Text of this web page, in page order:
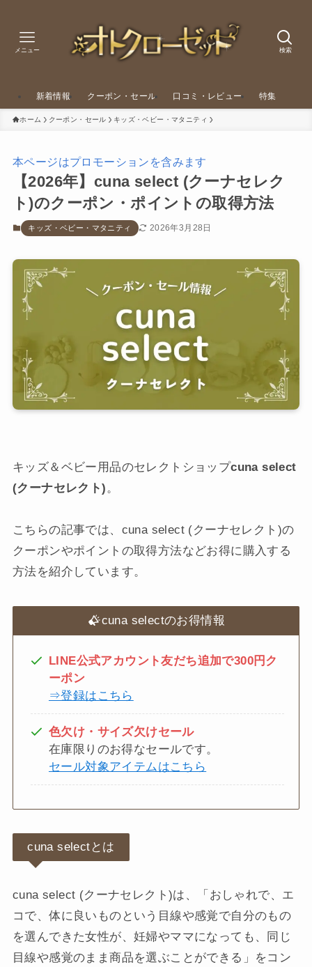
検索
メニュー
新着情報 クーポン・セール 口コミ・レビュー 特集
ホーム クーポン・セール キッズ・ベビー・マタニティ
本ページはプロモーションを含みます
【2026年】cuna select (クーナセレク
ト)のクーポン・ポイントの取得方法
キッズ・ベビー・マタニティ 2026年3月28日
キッズ＆ベビー用品のセレクトショップcuna select
(クーナセレクト)。
こちらの記事では、cuna select (クーナセレクト)の
クーポンやポイントの取得方法などお得に購入する
方法を紹介しています。
cuna selectのお得情報
LINE公式アカウント友だち追加で300円ク
ーポン
⇒登録はこちら
色欠け・サイズ欠けセール
在庫限りのお得なセールです。
セール対象アイテムはこちら
cuna selectとは
cuna select (クーナセレクト)は、「おしゃれで、エ
コで、体に良いものという目線や感覚で自分のもの
を選んできた女性が、妊婦やママになっても、同じ
目線や感覚のまま商品を選ぶことができる」をコン